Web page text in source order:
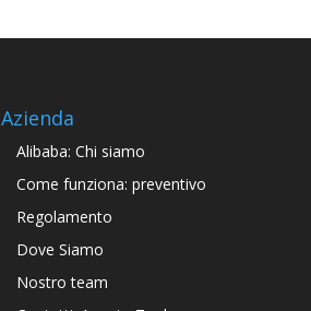
Azienda
Alibaba: Chi siamo
Come funziona: preventivo
Regolamento
Dove Siamo
Nostro team